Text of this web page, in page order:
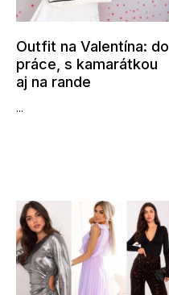
Outfit na Valentína: do
práce, s kamarátkou
aj na rande
...